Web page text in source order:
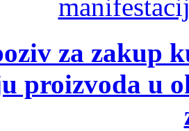
za zakup
proizvoda u